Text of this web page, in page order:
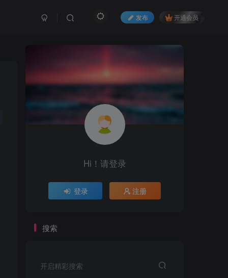
发布 开通会员
Hi！请登录
登录 注册
搜索
开启精彩搜索